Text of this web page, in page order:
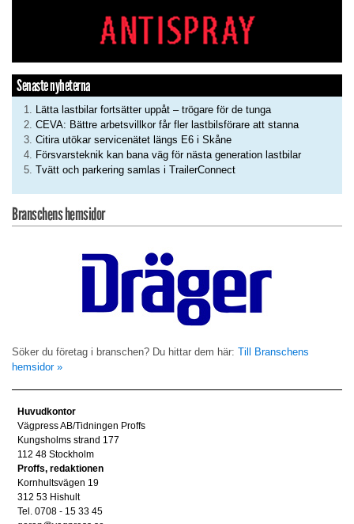
Senaste nyheterna
Lätta lastbilar fortsätter uppåt – trögare för de tunga
CEVA: Bättre arbetsvillkor får fler lastbilsförare att stanna
Citira utökar servicenätet längs E6 i Skåne
Försvarsteknik kan bana väg för nästa generation lastbilar
Tvätt och parkering samlas i TrailerConnect
Branschens hemsidor
Söker du företag i branschen? Du hittar dem här: Till Branschens
hemsidor »
Huvudkontor
Vägpress AB/Tidningen Proffs
Kungsholms strand 177
112 48 Stockholm
Proffs, redaktionen
Kornhultsvägen 19
312 53 Hishult
Tel. 0708 - 15 33 45